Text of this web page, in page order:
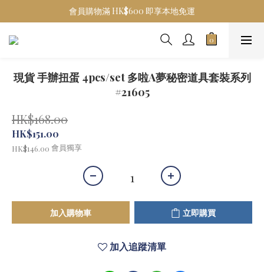
會員購物滿 HK$600 即享本地免運
現貨 手辦扭蛋 4pcs/set 多啦A夢秘密道具套裝系列
#21605
HK$168.00
HK$151.00
HK$146.00 會員獨享
加入購物車 立即購買
加入追蹤清單